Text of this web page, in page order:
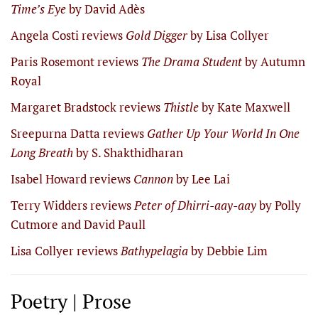
Time’s Eyeby David Adès
Angela Costi reviews Gold Diggerby Lisa Collyer
Paris Rosemont reviews The Drama Studentby Autumn
Royal
Margaret Bradstock reviews Thistleby Kate Maxwell
Sreepurna Datta reviews Gather Up Your World In One
Long Breathby S. Shakthidharan
Isabel Howard reviews Cannonby Lee Lai
Terry Widders reviewsPeter of Dhirri-aay-aayby Polly
Cutmore and David Paull
Lisa Collyer reviewsBathypelagiaby Debbie Lim
Poetry | Prose